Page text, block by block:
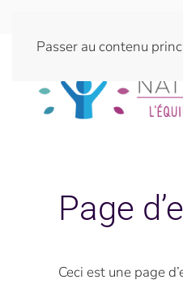
Passer au contenu
Page
Ceci est une page